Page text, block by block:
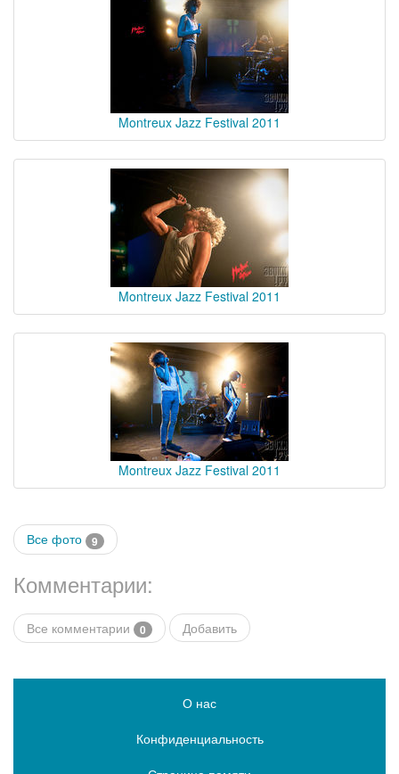
Montreux Jazz Festival 2011
Montreux Jazz Festival 2011
Montreux Jazz Festival 2011
Все фото 9
Комментарии:
Все комментарии 0 Добавить
О нас
Конфиденциальность